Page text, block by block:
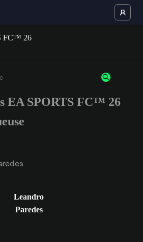
moins 3 caractères ou chiffres.
EA SPORTS FC™ 26
Leandro
Paredes